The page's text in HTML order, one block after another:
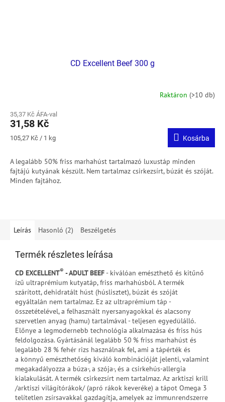
CD Excellent Beef 300 g
Raktáron (>10 db)
35,37 Kč ÁFA-val
31,58 Kč
Egységár:
105,27 Kč / 1 kg Kosárba
A legalább 50% friss marhahúst tartalmazó luxustáp minden
fajtájú kutyának készült. Nem tartalmaz csirkezsírt, búzát és szóját.
Minden fajtához.
Leírás Hasonló (2) Beszélgetés
Termék részletes leírása
CD EXCELLENT® - ADULT BEEF- kiválóan emészthető és kitűnő
ízű ultraprémium kutyatáp, friss marhahúsból. A termék
szárított, dehidratált húst (húslisztet), búzát és szóját
egyáltalán nem tartalmaz. Ez az ultraprémium táp -
összetételével, a felhasznált nyersanyagokkal és alacsony
szervetlen anyag (hamu) tartalmával - teljesen egyedülálló.
Előnye a legmodernebb technológia alkalmazása és friss hús
feldolgozása. Gyártásánál legalább 50 % friss marhahúst és
legalább 28 % fehér rizs használnak fel, ami a tápérték és
a könnyű emészthetőség kiváló kombinációját jelenti, valamint
megakadályozza a búza-, a szója-, és a csirkehús-allergia
kialakulását. A termék csirkezsírt nem tartalmaz. Az arktiszi krill
/arktiszi világítórákok/ (apró rákok keveréke) a tápot Omega 3
telítetlen zsírsavakkal gazdagítja, amelyek az immunrendszerre